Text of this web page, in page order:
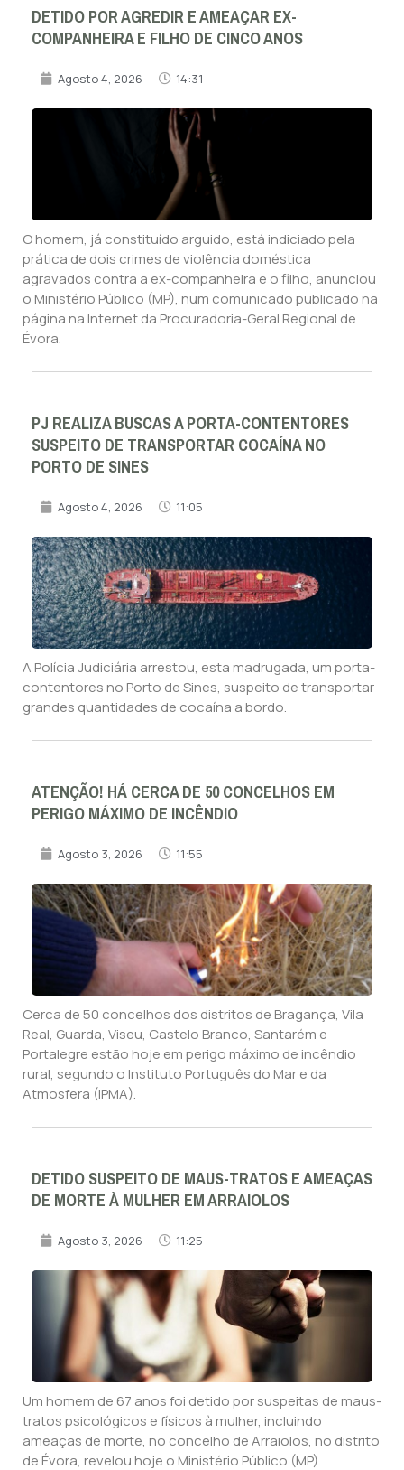
DETIDO POR AGREDIR E AMEAÇAR EX-
COMPANHEIRA E FILHO DE CINCO ANOS
Agosto 4, 2026 14:31
O homem, já constituído arguido, está indiciado pela
prática de dois crimes de violência doméstica
agravados contra a ex-companheira e o filho, anunciou
o Ministério Público (MP), num comunicado publicado na
página na Internet da Procuradoria-Geral Regional de
Évora.
PJ REALIZA BUSCAS A PORTA-CONTENTORES
SUSPEITO DE TRANSPORTAR COCAÍNA NO
PORTO DE SINES
Agosto 4, 2026 11:05
A Polícia Judiciária arrestou, esta madrugada, um porta-
contentores no Porto de Sines, suspeito de transportar
grandes quantidades de cocaína a bordo.
ATENÇÃO! HÁ CERCA DE 50 CONCELHOS EM
PERIGO MÁXIMO DE INCÊNDIO
Agosto 3, 2026 11:55
Cerca de 50 concelhos dos distritos de Bragança, Vila
Real, Guarda, Viseu, Castelo Branco, Santarém e
Portalegre estão hoje em perigo máximo de incêndio
rural, segundo o Instituto Português do Mar e da
Atmosfera (IPMA).
DETIDO SUSPEITO DE MAUS-TRATOS E AMEAÇAS
DE MORTE À MULHER EM ARRAIOLOS
Agosto 3, 2026 11:25
Um homem de 67 anos foi detido por suspeitas de maus-
tratos psicológicos e físicos à mulher, incluindo
ameaças de morte, no concelho de Arraiolos, no distrito
de Évora, revelou hoje o Ministério Público (MP).